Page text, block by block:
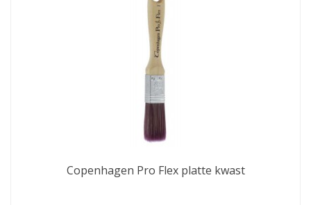
Copenhagen Pro Flex platte kwast